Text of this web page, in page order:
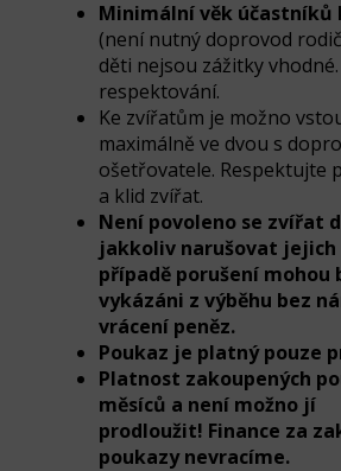
Minimální věk účastníků
(není nutný doprovod
děti nejsou zážitky
respektování.
Ke zvířatům je možno
maximálně ve dvou s
ošetřovatele. Respektujte
a klid zvířat.
Není povoleno se zvířat
jakkoliv narušovat jejich
případě porušení mohou
vykázáni z výběhu bez
vrácení peněz.
Poukaz je platný pouze
Platnost zakoupených
měsíců a není možno jí
prodloužit! Finance za
poukazy nevracíme.